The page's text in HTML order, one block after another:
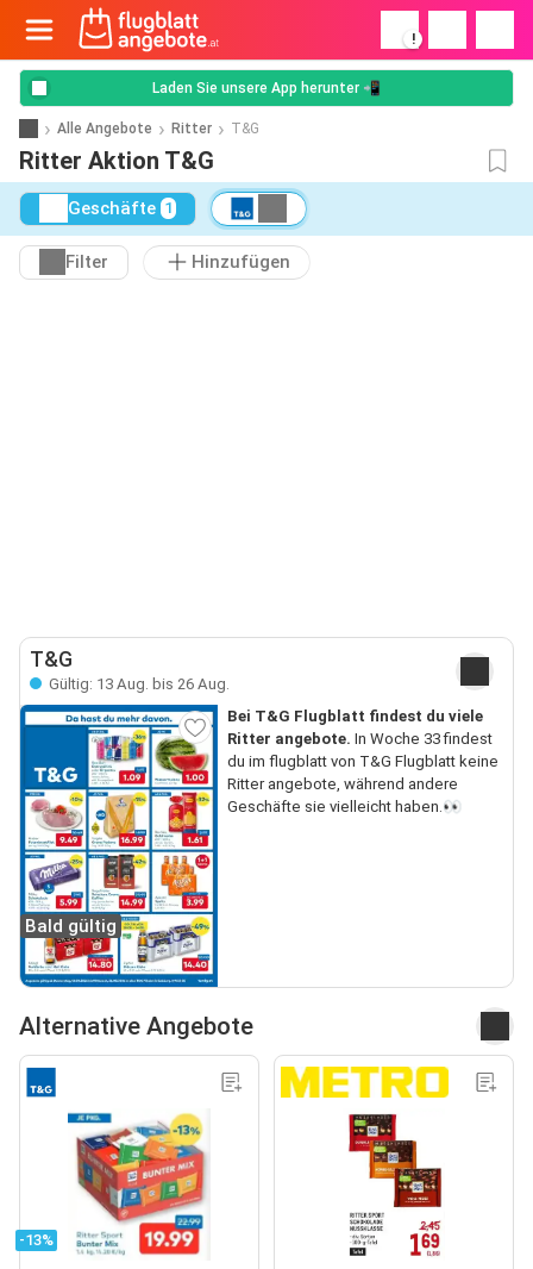
!
Laden Sie unsere App herunter 📲
Alle Angebote Ritter T&G
Ritter Aktion T&G
Geschäfte 1
Filter Hinzufügen
T&G
Gültig: 13 Aug. bis 26 Aug.
Bald gültig
Bei T&G Flugblatt findest du viele
Ritter angebote. In Woche 33 findest
du im flugblatt von T&G Flugblatt keine
Ritter angebote, während andere
Geschäfte sie vielleicht haben.👀
Alternative Angebote
-13%